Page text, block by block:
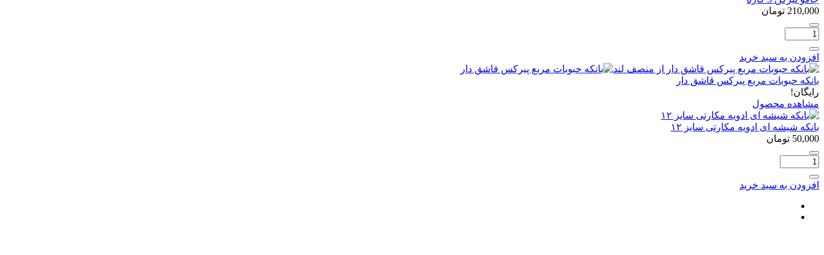
210,000 تومان
تعداد:
تیزکن
3
کاره
افزودن به سبد خرید
بانکه حبوبات مربع پیرکس قاشق دار
رایگان!
مشاهده محصول
بانکه شیشه ای ادویه مکارتی سایز ۱۲
50,000 تومان
تعداد:
شیشه
ادویه
مکارتی
افزودن به سبد خرید